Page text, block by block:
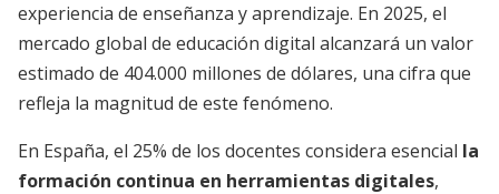
experiencia de enseñanza y aprendizaje. En 2025, el
mercado global de educación digital alcanzará un valor
estimado de 404.000 millones de dólares, una cifra que
refleja la magnitud de este fenómeno.
En España, el 25% de los docentes considera esencial la
formación continua en herramientas digitales,